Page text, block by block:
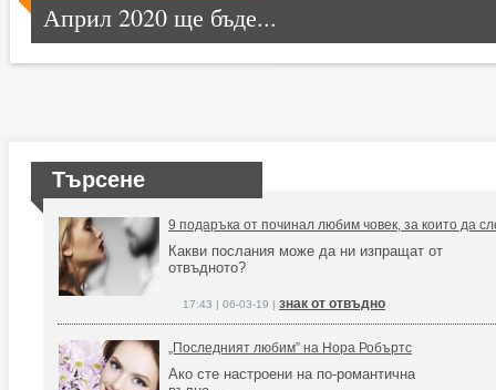
Април 2020 ще бъде...
Търсене
9 подаръка от починал любим човек, за които да
Какви послания може да ни изпращат от
отвъдното?
17:43 | 06-03-19 | знак от отвъдно
„Последният любим” на Нора Робъртс
Ако сте настроени на по-романтична